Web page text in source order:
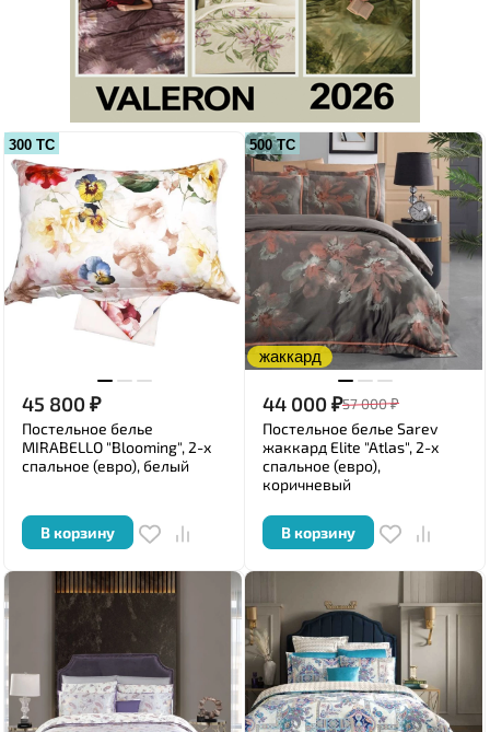
300 ТС
45 800₽
Постельное белье
MIRABELLO "Blooming", 2-х
спальное (евро), белый
В корзину
500 ТС
жаккард
44 000₽57 000₽
Постельное белье Sarev
жаккард Elite "Atlas", 2-х
спальное (евро),
коричневый
В корзину